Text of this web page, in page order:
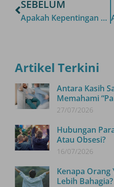
SEBELUM
Apakah Kepentingan Menulis Perkara Yang Membuatkan Anda Bimbang?
Artikel Terkini
Antara Kasih
Memahami
27/07/2026
Hubungan
Atau Obsesi?
16/07/2026
Kenapa Orang
Lebih Bahagia?